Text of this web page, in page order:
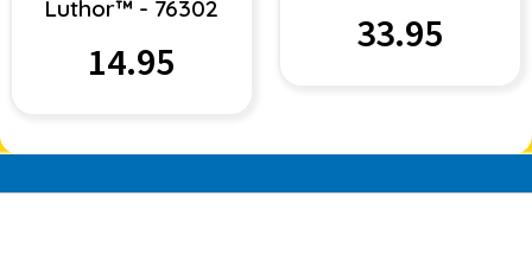
Luthor™ - 76302
14.95
33.95